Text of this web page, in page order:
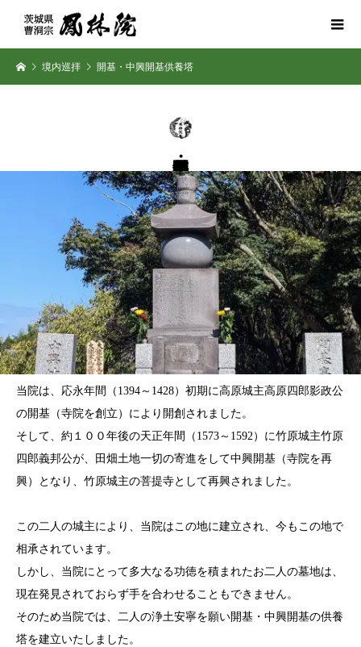
境内巡拝 開基・中興開基供養塔
当院は、応永年間（1394～1428）初期に高原城主高原四郎影政公
の開基（寺院を創立）により開創されました。
そして、約１００年後の天正年間（1573～1592）に竹原城主竹原
四郎義邦公が、田畑土地一切の寄進をして中興開基（寺院を再
興）となり、竹原城主の菩提寺として再興されました。
この二人の城主により、当院はこの地に建立され、今もこの地で
相承されています。
しかし、当院にとって多大なる功徳を積まれたお二人の墓地は、
現在発見されておらず手を合わせることもできません。
そのため当院では、二人の浄土安寧を願い開基・中興開基の供養
塔を建立いたしました。